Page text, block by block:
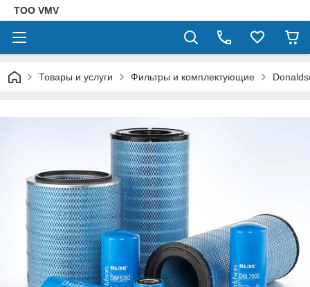
ТОО VMV
Товары и услуги Фильтры и комплектующие